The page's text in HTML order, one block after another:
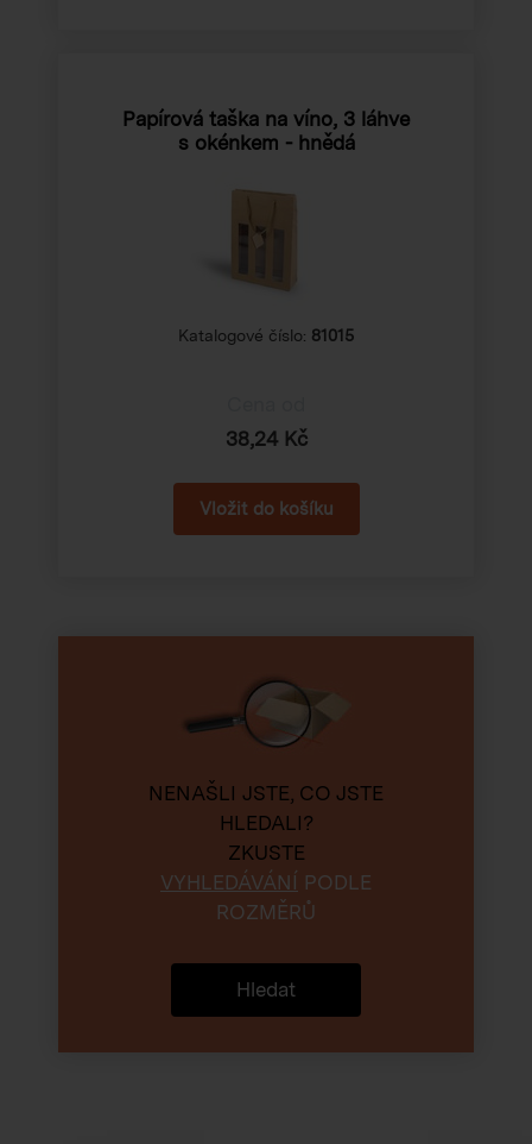
Papírová taška na víno, 3 láhve
s okénkem - hnědá
Katalogové číslo: 81015
38,24 Kč
NENAŠLI JSTE, CO JSTE
HLEDALI?
ZKUSTE
VYHLEDÁVÁNÍ PODLE
ROZMĚRŮ
Hledat